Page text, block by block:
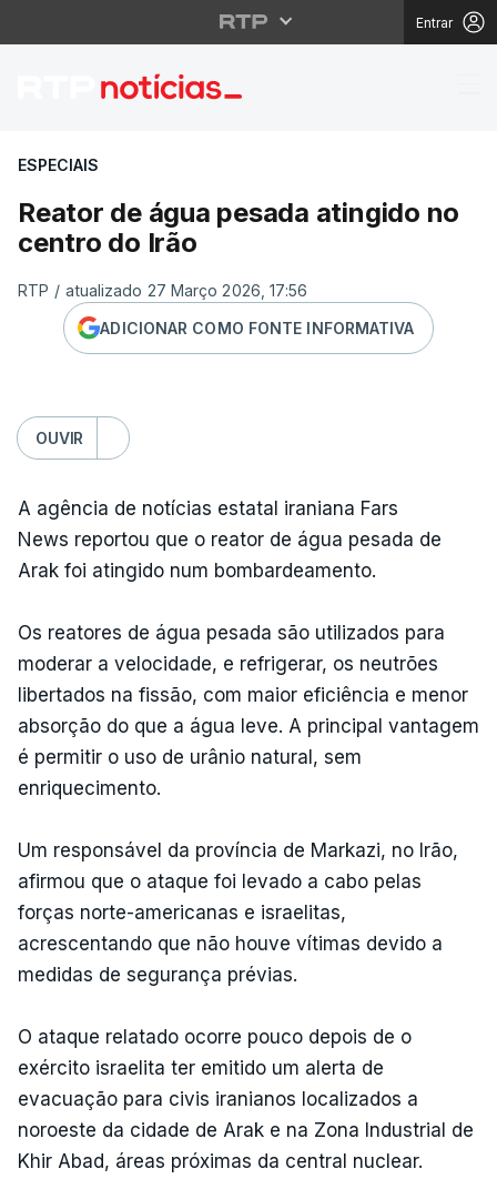
Entrar
Reator de água
ESPECIAIS
Reator de água pesada atingido no
centro do Irão
RTP / atualizado 27 Março 2026, 17:56
ADICIONAR COMO FONTE INFORMATIVA
OUVIR
A agência de notícias estatal iraniana Fars
News reportou que o reator de água pesada de
Arak foi atingido num bombardeamento.
Os reatores de água pesada são utilizados para
moderar a velocidade, e refrigerar, os neutrões
libertados na fissão, com maior eficiência e menor
absorção do que a água leve. A principal vantagem
é permitir o uso de urânio natural, sem
enriquecimento.
Um responsável da província de Markazi, no Irão,
afirmou que o ataque foi levado a cabo pelas
forças norte-americanas e israelitas,
acrescentando que não houve vítimas devido a
medidas de segurança prévias.
O ataque relatado ocorre pouco depois de o
exército israelita ter emitido um alerta de
evacuação para civis iranianos localizados a
noroeste da cidade de Arak e na Zona Industrial de
Khir Abad, áreas próximas da central nuclear.